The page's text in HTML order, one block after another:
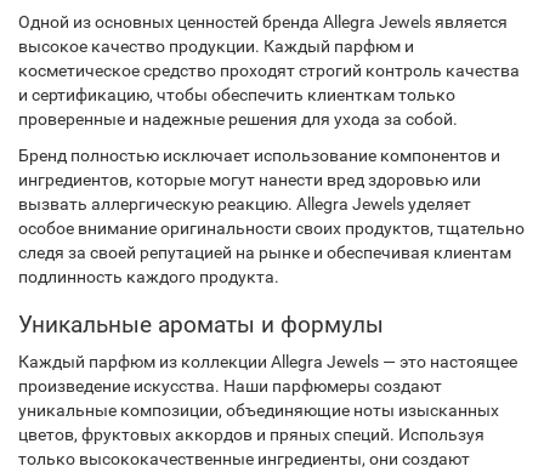
Одной из основных ценностей бренда Allegra Jewels является
высокое качество продукции. Каждый парфюм и
косметическое средство проходят строгий контроль качества
и сертификацию, чтобы обеспечить клиенткам только
проверенные и надежные решения для ухода за собой.
Бренд полностью исключает использование компонентов и
ингредиентов, которые могут нанести вред здоровью или
вызвать аллергическую реакцию. Allegra Jewels уделяет
особое внимание оригинальности своих продуктов, тщательно
следя за своей репутацией на рынке и обеспечивая клиентам
подлинность каждого продукта.
Уникальные ароматы и формулы
Каждый парфюм из коллекции Allegra Jewels — это настоящее
произведение искусства. Наши парфюмеры создают
уникальные композиции, объединяющие ноты изысканных
цветов, фруктовых аккордов и пряных специй. Используя
только высококачественные ингредиенты, они создают